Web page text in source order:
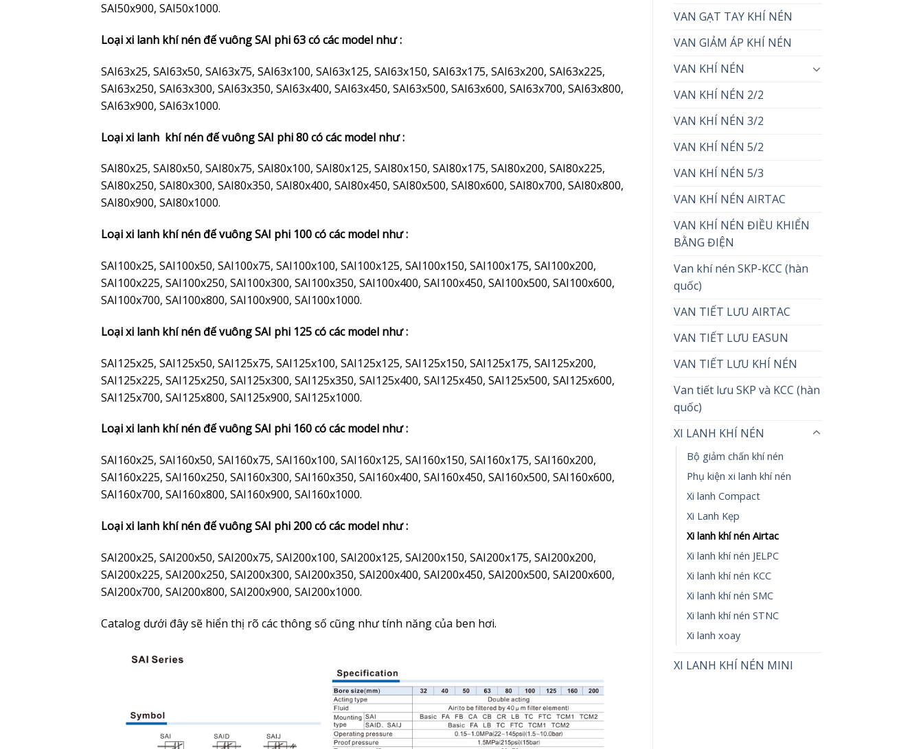
SAI50x900, SAI50x1000.
Loại xi lanh khí nén đế vuông SAI phi 63 có các model như :
SAI63x25, SAI63x50, SAI63x75, SAI63x100, SAI63x125, SAI63x150, SAI63x175, SAI63x200, SAI63x225,
SAI63x250, SAI63x300, SAI63x350, SAI63x400, SAI63x450, SAI63x500, SAI63x600, SAI63x700, SAI63x800,
SAI63x900, SAI63x1000.
Loại xi lanh khí nén đế vuông SAI phi 80 có các model như :
SAI80x25, SAI80x50, SAI80x75, SAI80x100, SAI80x125, SAI80x150, SAI80x175, SAI80x200, SAI80x225,
SAI80x250, SAI80x300, SAI80x350, SAI80x400, SAI80x450, SAI80x500, SAI80x600, SAI80x700, SAI80x800,
SAI80x900, SAI80x1000.
Loại xi lanh khí nén đế vuông SAI phi 100 có các model như :
SAI100x25, SAI100x50, SAI100x75, SAI100x100, SAI100x125, SAI100x150, SAI100x175, SAI100x200,
SAI100x225, SAI100x250, SAI100x300, SAI100x350, SAI100x400, SAI100x450, SAI100x500, SAI100x600,
SAI100x700, SAI100x800, SAI100x900, SAI100x1000.
Loại xi lanh khí nén đế vuông SAI phi 125 có các model như :
SAI125x25, SAI125x50, SAI125x75, SAI125x100, SAI125x125, SAI125x150, SAI125x175, SAI125x200,
SAI125x225, SAI125x250, SAI125x300, SAI125x350, SAI125x400, SAI125x450, SAI125x500, SAI125x600,
SAI125x700, SAI125x800, SAI125x900, SAI125x1000.
Loại xi lanh khí nén đế vuông SAI phi 160 có các model như :
SAI160x25, SAI160x50, SAI160x75, SAI160x100, SAI160x125, SAI160x150, SAI160x175, SAI160x200,
SAI160x225, SAI160x250, SAI160x300, SAI160x350, SAI160x400, SAI160x450, SAI160x500, SAI160x600,
SAI160x700, SAI160x800, SAI160x900, SAI160x1000.
Loại xi lanh khí nén đế vuông SAI phi 200 có các model như :
SAI200x25, SAI200x50, SAI200x75, SAI200x100, SAI200x125, SAI200x150, SAI200x175, SAI200x200,
SAI200x225, SAI200x250, SAI200x300, SAI200x350, SAI200x400, SAI200x450, SAI200x500, SAI200x600,
SAI200x700, SAI200x800, SAI200x900, SAI200x1000.
Catalog dưới đây sẽ hiển thị rõ các thông số cũng như tính năng của ben hơi.
VAN GẠT TAY KHÍ NÉN
VAN GIẢM ÁP KHÍ NÉN
VAN KHÍ NÉN
VAN KHÍ NÉN 2/2
VAN KHÍ NÉN 3/2
VAN KHÍ NÉN 5/2
VAN KHÍ NÉN 5/3
VAN KHÍ NÉN AIRTAC
VAN KHÍ NÉN ĐIỀU KHIỂN
BẰNG ĐIỆN
Van khí nén SKP-KCC (hàn
quốc)
VAN TIẾT LƯU AIRTAC
VAN TIẾT LƯU EASUN
VAN TIẾT LƯU KHÍ NÉN
Van tiết lưu SKP và KCC (hàn
quốc)
XI LANH KHÍ NÉN
Bộ giảm chấn khí nén
Phụ kiện xi lanh khí nén
Xi lanh Compact
Xi Lanh Kẹp
Xi lanh khí nén Airtac
Xi lanh khí nén JELPC
Xi lanh khí nén KCC
Xi lanh khí nén SMC
Xi lanh khí nén STNC
Xi lanh xoay
XI LANH KHÍ NÉN MINI